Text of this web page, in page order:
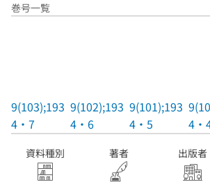
巻号一覧
9(103);193
4・7
9(102);193
4・6
9(101);193
4・5
4・
資料種別 著者 出版者